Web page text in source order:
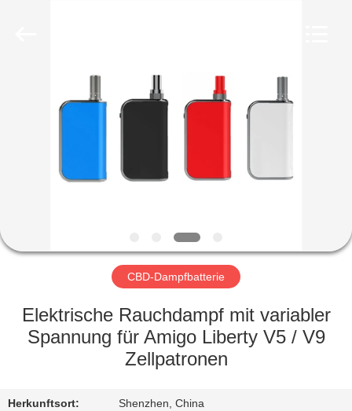
STARTSEITE
VIDEOS
ÜBER
UNS
FABRIK
TOUR
CBD-Dampfbatterie
Elektrische Rauchdampf mit variabler
Spannung für Amigo Liberty V5 / V9
Zellpatronen
Herkunftsort: Shenzhen, China